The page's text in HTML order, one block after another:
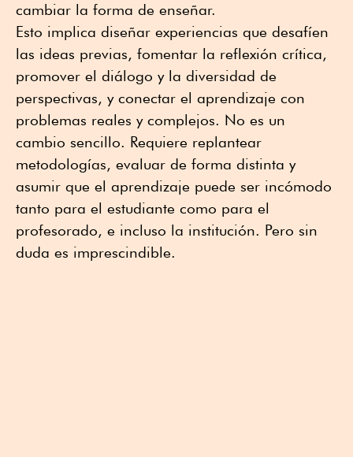
cambiar la forma de enseñar.
Esto implica diseñar experiencias que desafíen
las ideas previas, fomentar la reflexión crítica,
promover el diálogo y la diversidad de
perspectivas, y conectar el aprendizaje con
problemas reales y complejos. No es un
cambio sencillo. Requiere replantear
metodologías, evaluar de forma distinta y
asumir que el aprendizaje puede ser incómodo
tanto para el estudiante como para el
profesorado, e incluso la institución. Pero sin
duda es imprescindible.